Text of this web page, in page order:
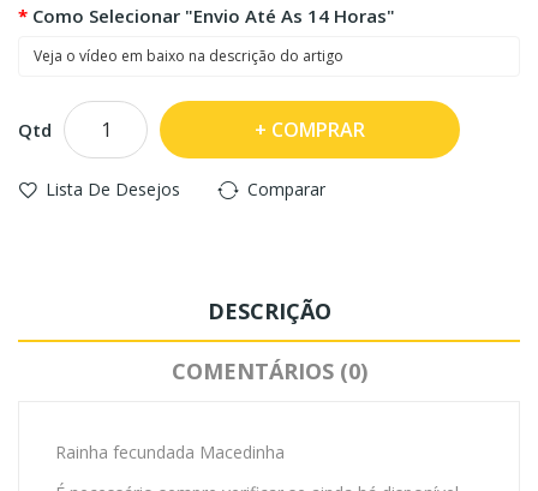
Como Selecionar "envio Até As 14 Horas"
Qtd COMPRAR
Lista De Desejos Comparar
DESCRIÇÃO
COMENTÁRIOS (0)
Rainha fecundada Macedinha